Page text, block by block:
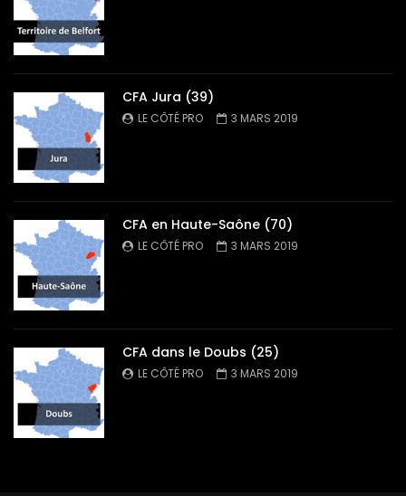
CFA Jura (39)
LE CÔTÉ PRO 3 MARS 2019
CFA en Haute-Saône (70)
LE CÔTÉ PRO 3 MARS 2019
CFA dans le Doubs (25)
LE CÔTÉ PRO 3 MARS 2019